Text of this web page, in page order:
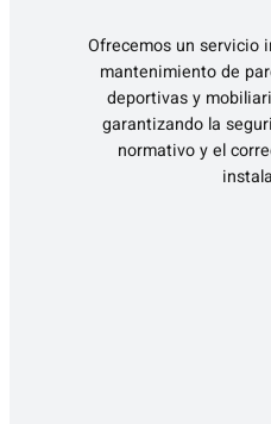
Ofrecemos un servicio
mantenimiento de
deportivas y
garantizando la
normativo y el